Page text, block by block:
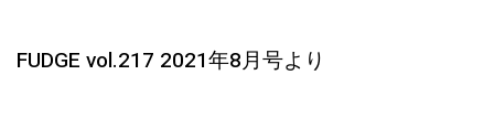
FUDGE vol.217 2021年8月号より